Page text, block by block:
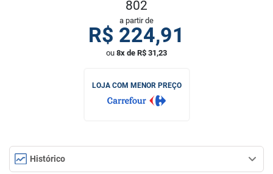
802
a partir de
R$ 224,91
ou 8x de R$ 31,23
LOJA COM MENOR PREÇO
Histórico